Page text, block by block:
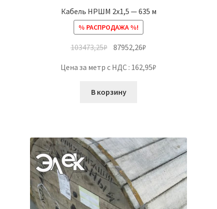
Кабель НРШМ 2х1,5 — 635 м
% РАСПРОДАЖА %!
103473,25₽ 87952,26₽
Цена за метр с НДС : 162,95₽
В корзину